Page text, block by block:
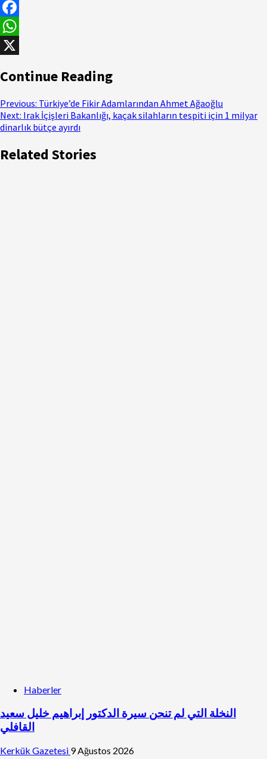
Facebook
WhatsApp
Continue Reading
Previous: Türkiye’de Fikir Adamlarından Ahmet Ağaoğlu
Next: Irak İçişleri Bakanlığı, kaçak silahların tespiti için 1 milyar
dinarlık bütçe ayırdı
Related Stories
Haberler
النخلة التي لم تنحن سيرة الدكتور إبراهيم خليل سعيد
القافلي
Kerkük Gazetesi 9 Ağustos 2026